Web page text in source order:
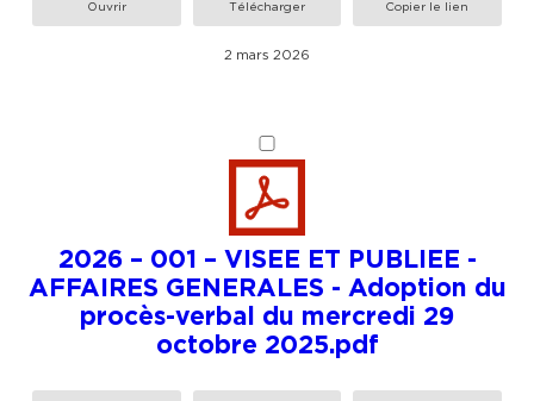
Ouvrir Télécharger Copier le lien
2 mars 2026
2026 – 001 – VISEE ET PUBLIEE -
AFFAIRES GENERALES - Adoption du
procès-verbal du mercredi 29
octobre 2025.pdf